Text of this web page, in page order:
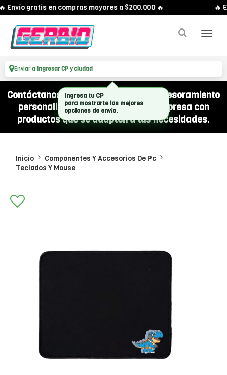
Envío gratis en compras mayores a $200.000 🔥 🔥
Enviar a Ingresar CP y ciudad
Contáctanos por WhatsApp y recibí asesoramiento
personalizado para equipar a tu empresa con
productos que se adapten a tus necesidades.
Inicio
Componentes Y Accesorios De Pc
Teclados Y Mouse
Ingresa tu CP
para mostrarte las mejores
opciones de envío.